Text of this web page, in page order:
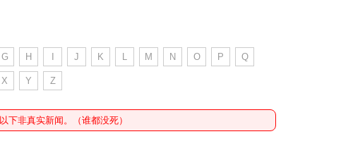
G H J K L M N O P Q
X Y Z
以下非真实新闻。（谁都没死）